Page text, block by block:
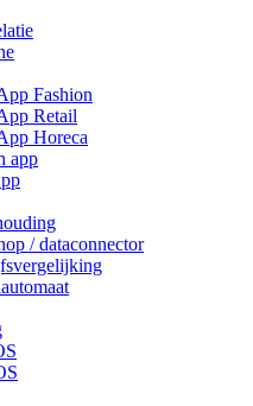
Fashion
Retail
Horeca
app
/ dataconnector